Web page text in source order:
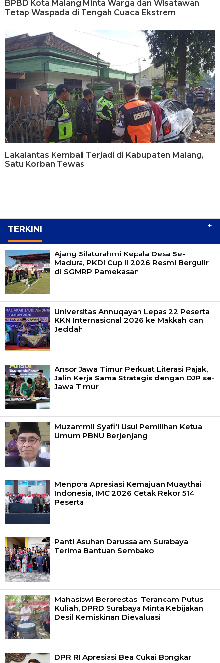
BPBD Kota Malang Minta Warga dan Wisatawan
Tetap Waspada di Tengah Cuaca Ekstrem
Lakalantas Kembali Terjadi di Kabupaten Malang,
Satu Korban Tewas
TERKINI +
Ajang Silaturahmi Kepala Desa Se-
Madura, PKDI Cup II 2026 Resmi Bergulir
di SGMRP Pamekasan
Universitas Annuqayah Lepas 22 Peserta
KKN Internasional 2026 ke Makkah dan
Jeddah
Ansor Jawa Timur Perkuat Literasi Pajak,
Jalin Kerja Sama Strategis dengan DJP se-
Jawa Timur
Muzammil Syafi'i Usul Pemilihan Ketua
Umum PBNU Berjenjang
Menpora Apresiasi Kemajuan Muaythai
Indonesia, IMC 2026 Cetak Rekor 514
Peserta
Panti Asuhan Darussalam Surabaya
Terima Bantuan Sembako
Mahasiswi Berprestasi Terancam Putus
Kuliah, DPRD Surabaya Minta Kebijakan
Desil Kemiskinan Dievaluasi
DPR RI Apresiasi Bea Cukai Bongkar